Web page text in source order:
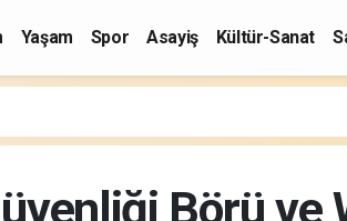
Yaşam Spor Asayiş Kültür-Sanat
Börü ve